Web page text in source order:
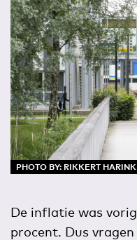
PHOTO BY: RIKKERT HARINK
De inflatie was
procent. Dus